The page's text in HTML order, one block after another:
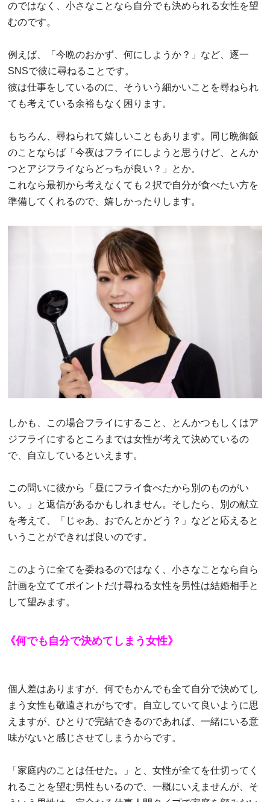
のではなく、小さなことなら自分でも決められる女性を望
むのです。
例えば、「今晩のおかず、何にしようか？」など、逐一
SNSで彼に尋ねることです。
彼は仕事をしているのに、そういう細かいことを尋ねられ
ても考えている余裕もなく困ります。
もちろん、尋ねられて嬉しいこともあります。同じ晩御飯
のことならば「今夜はフライにしようと思うけど、とんか
つとアジフライならどっちが良い？」とか。
これなら最初から考えなくても２択で自分が食べたい方を
準備してくれるので、嬉しかったりします。
しかも、この場合フライにすること、とんかつもしくはア
ジフライにするところまでは女性が考えて決めているの
で、自立しているといえます。
この問いに彼から「昼にフライ食べたから別のものがい
い。」と返信があるかもしれません。そしたら、別の献立
を考えて、「じゃあ、おでんとかどう？」などと応えると
いうことができれば良いのです。
このように全てを委ねるのではなく、小さなことなら自ら
計画を立ててポイントだけ尋ねる女性を男性は結婚相手と
して望みます。
《何でも自分で決めてしまう女性》
個人差はありますが、何でもかんでも全て自分で決めてし
まう女性も敬遠されがちです。自立していて良いように思
えますが、ひとりで完結できるのであれば、一緒にいる意
味がないと感じさせてしまうからです。
「家庭内のことは任せた。」と、女性が全てを仕切ってく
れることを望む男性もいるので、一概にいえませんが、そ